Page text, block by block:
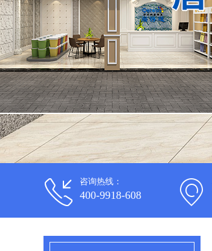
咨询热线：
400-9918-608